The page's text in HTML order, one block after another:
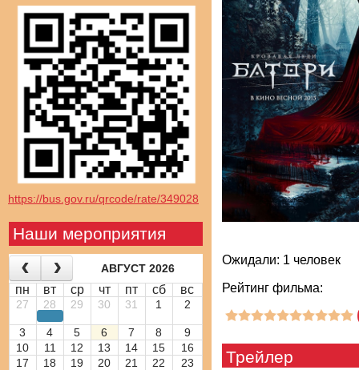
https://bus.gov.ru/qrcode/rate/349028
Наши мероприятия
АВГУСТ 2026
пн вт ср чт пт сб вс
27 28 29 30 31 1 2
3 4 5 6 7 8
9
10
11 12 13 14 15
16
17
18 19 20 21 22
23
Ожидали: 1 человек
Рейтинг фильма:
Трейлер